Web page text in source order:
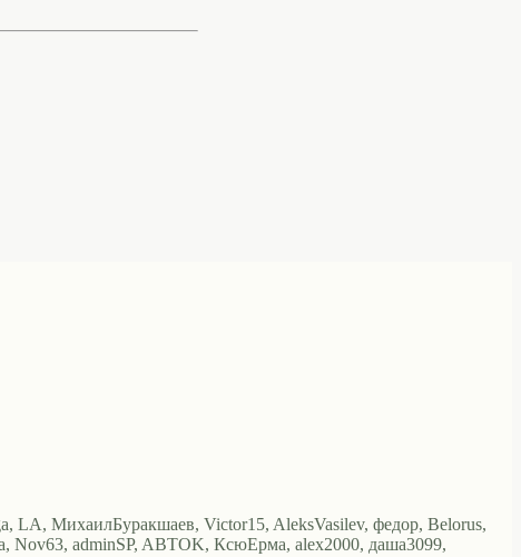
LA, МихаилБуракшаев, Victor15, AleksVasilev, федор, Belorus,
Nov63, adminSP, ABTOK, КсюЕрма, alex2000, даша3099,